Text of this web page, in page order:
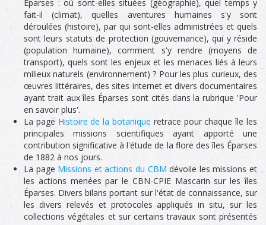
Éparses : où sont-elles situées (géographie), quel temps y
fait-il (climat), quelles aventures humaines s'y sont
déroulées (histoire), par qui sont-elles administrées et quels
sont leurs statuts de protection (gouvernance), qui y réside
(population humaine), comment s'y rendre (moyens de
transport), quels sont les enjeux et les menaces liés à leurs
milieux naturels (environnement) ? Pour les plus curieux, des
œuvres littéraires, des sites internet et divers documentaires
ayant trait aux îles Éparses sont cités dans la rubrique 'Pour
en savoir plus'.
La page Histoire de la botanique retrace pour chaque île les
principales missions scientifiques ayant apporté une
contribution significative à l'étude de la flore des îles Éparses
de 1882 à nos jours.
La page Missions et actions du CBM dévoile les missions et
les actions menées par le CBN-CPIE Mascarin sur les îles
Éparses. Divers bilans portant sur l'état de connaissance, sur
les divers relevés et protocoles appliqués in situ, sur les
collections végétales et sur certains travaux sont présentés